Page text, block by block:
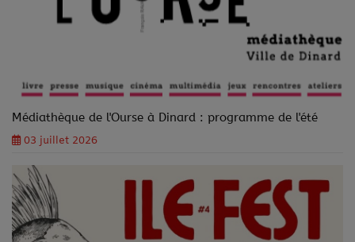
Médiathèque de l'Ourse à Dinard : programme de l'été
03 juillet 2026